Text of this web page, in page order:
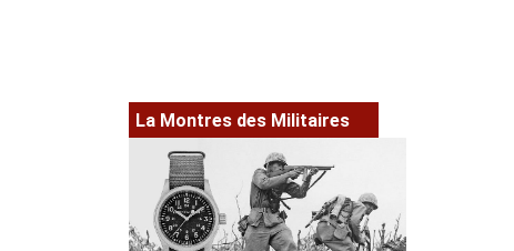
La Montres des Militaires